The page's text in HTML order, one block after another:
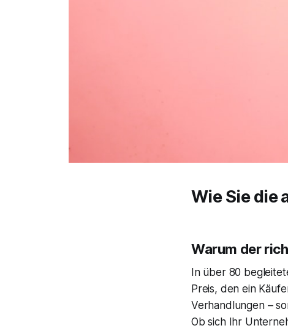
Wie Sie die
Warum der
In über 80
Preis, den ein
Verhandlungen –
Ob sich Ihr